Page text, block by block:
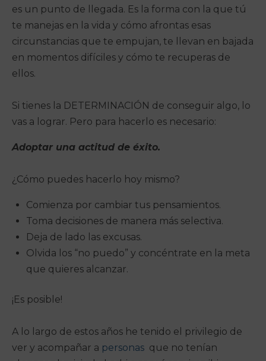
es un punto de llegada. Es la forma con la que tú
te manejas en la vida y cómo afrontas esas
circunstancias que te empujan, te llevan en bajada
en momentos difíciles y cómo te recuperas de
ellos.
Si tienes la DETERMINACIÓN de conseguir algo, lo
vas a lograr. Pero para hacerlo es necesario:
Adoptar una actitud de éxito.
¿Cómo puedes hacerlo hoy mismo?
Comienza por cambiar tus pensamientos.
Toma decisiones de manera más selectiva.
Deja de lado las excusas.
Olvida los “no puedo” y concéntrate en la meta
que quieres alcanzar.
¡Es posible!
A lo largo de estos años he tenido el privilegio de
ver y acompañar a personas que no tenían